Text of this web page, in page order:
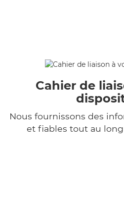
Cahier de
Nous fournissons des
et fiables tout au